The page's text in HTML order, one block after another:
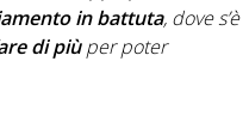
in battuta, dove s’è
di piùper poter